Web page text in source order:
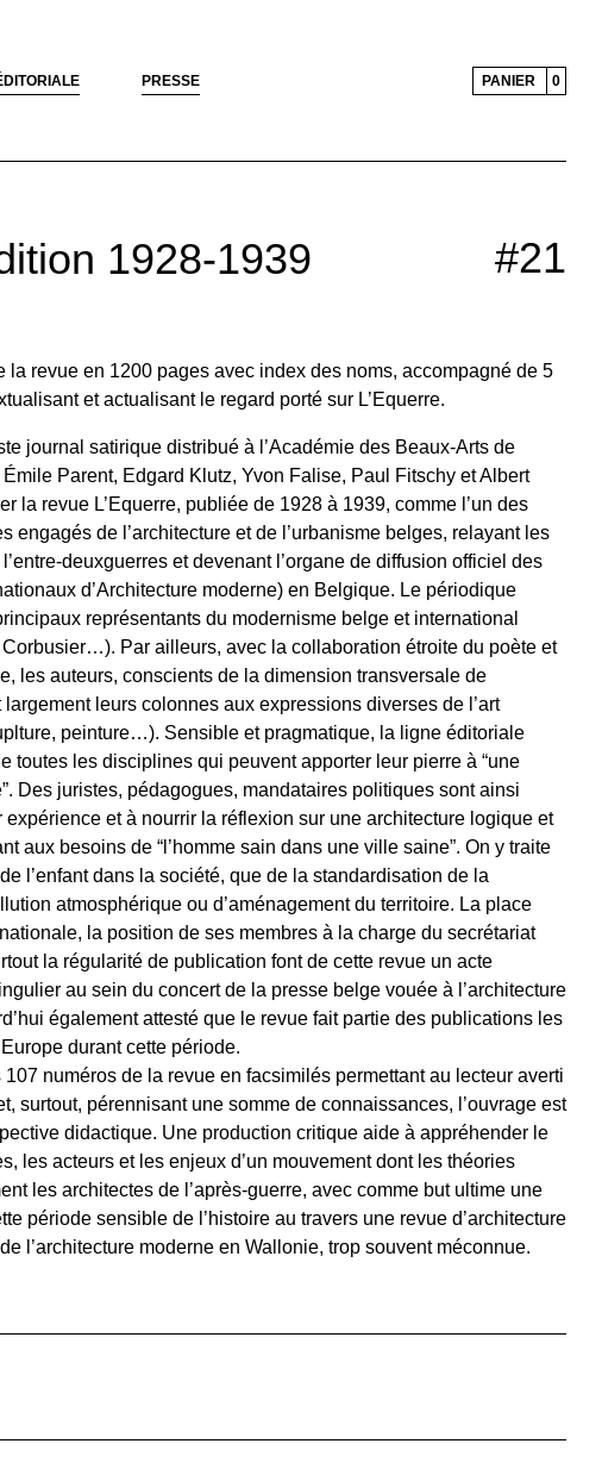
PRESSE PANIER 0
1928-1939 #21
la revue en 1200 pages avec index des noms, accompagné de 5
et actualisant le regard porté sur L’Equerre.
journal satirique distribué à l’Académie des Beaux-Arts de
Parent, Edgard Klutz, Yvon Falise, Paul Fitschy et Albert
la revue L’Equerre, publiée de 1928 à 1939, comme l’un des
engagés de l’architecture et de l’urbanisme belges, relayant les
deuxguerres et devenant l’organe de diffusion officiel des
d’Architecture moderne) en Belgique. Le périodique
représentants du modernisme belge et international
Par ailleurs, avec la collaboration étroite du poète et
les auteurs, conscients de la dimension transversale de
largement leurs colonnes aux expressions diverses de l’art
peinture…). Sensible et pragmatique, la ligne éditoriale
toutes les disciplines qui peuvent apporter leur pierre à “une
Des juristes, pédagogues, mandataires politiques sont ainsi
expérience et à nourrir la réflexion sur une architecture logique et
aux besoins de “l’homme sain dans une ville saine”. On y traite
l’enfant dans la société, que de la standardisation de la
atmosphérique ou d’aménagement du territoire. La place
la position de ses membres à la charge du secrétariat
la régularité de publication font de cette revue un acte
au sein du concert de la presse belge vouée à l’architecture
également attesté que le revue fait partie des publications les
durant cette période.
numéros de la revue en facsimilés permettant au lecteur averti
surtout, pérennisant une somme de connaissances, l’ouvrage est
didactique. Une production critique aide à appréhender le
les acteurs et les enjeux d’un mouvement dont les théories
les architectes de l’après-guerre, avec comme but ultime une
période sensible de l’histoire au travers une revue d’architecture
l’architecture moderne en Wallonie, trop souvent méconnue.